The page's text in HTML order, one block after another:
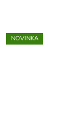
NOVINKA